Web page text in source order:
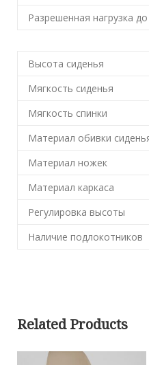
Разрешенная нагрузка до
Высота сиденья
Мягкость сиденья
Мягкость спинки
Материал обивки
Материал ножек
Материал каркаса
Регулировка высоты
Наличие подлокотников
Related Products